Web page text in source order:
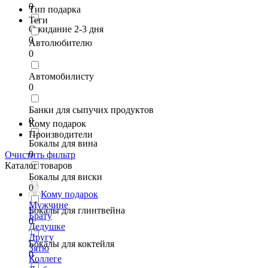
0
Ожидание 2-3 дня
0
Тип подарка
Теги
Автолюбителю
0
Автомобилисту
0
Банки для сыпучих продуктов
0
Бокалы для вина
0
Бокалы для виски
0
Бокалы для глинтвейна
0
Бокалы для коктейля
0
Кому подарок
Производители
Очистить фильтр
Каталог товаров
Кому подарок
Мужчине
Брату
Дедушке
Другу
Зятю
Коллеге